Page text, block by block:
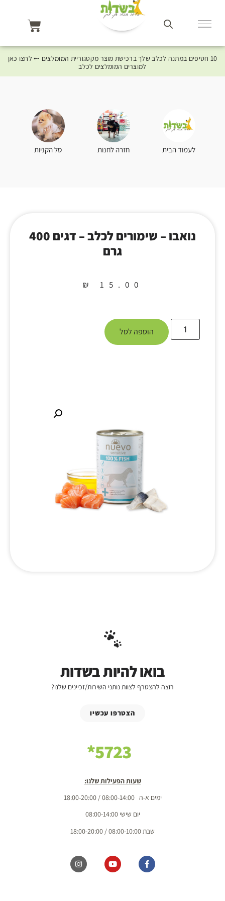
10 חטיפים במתנה לכלב שלך ברכישת מוצר מקטגוריית המומלצים ⤎ לחצו כאן
למוצרים המומלצים לכלב
לעמוד הבית חזרה לחנות סל הקניות
נואבו – שימורים לכלב – דגים 400
גרם
₪ 15.00
הוספה לסל
בואו להיות בשדות
רוצה להצטרף לצוות נותני השירות/זכיינים שלנו?
הצטרפו עכשיו
5723*
שעות הפעילות שלנו:
ימים א-ה 08:00-14:00 / 18:00-20:00
יום שישי 08:00-14:00
שבת 08:00-10:00 / 18:00-20:00